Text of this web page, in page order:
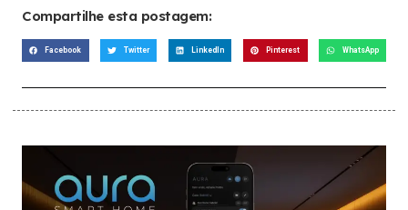
Compartilhe esta postagem:
Facebook Twitter LinkedIn Pinterest WhatsApp